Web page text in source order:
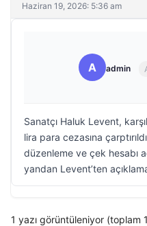
Haziran 19, 2026: 5:36 am
A admin
Sanatçı Haluk Levent,
lira para cezasına
düzenleme ve çek hesabı
yandan Levent’ten
1 yazı görüntüleniyor (toplam